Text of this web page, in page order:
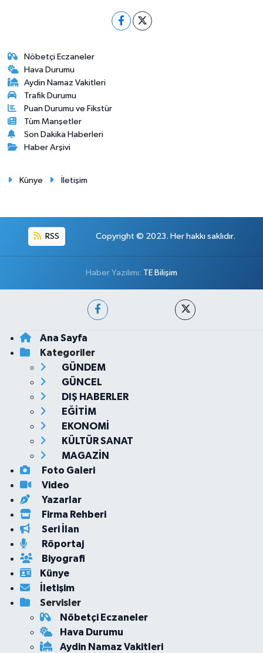
Nöbetçi Eczaneler
Hava Durumu
Aydin Namaz Vakitleri
Trafik Durumu
Puan Durumu ve Fikstür
Tüm Manşetler
Son Dakika Haberleri
Haber Arşivi
Künye İletişim
RSS Copyright © 2023. Her hakkı saklıdır.
Haber Yazılımı: TE Bilişim
Ana Sayfa
Kategoriler
GÜNDEM
GÜNCEL
DIŞ HABERLER
EĞİTİM
EKONOMİ
KÜLTÜR SANAT
MAGAZİN
Foto Galeri
Video
Yazarlar
Firma Rehberi
Seri İlan
Röportaj
Biyografi
Künye
İletişim
Servisler
Nöbetçi Eczaneler
Hava Durumu
Aydin Namaz Vakitleri